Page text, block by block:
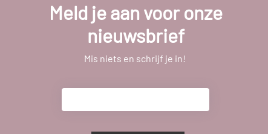
Meld je aan voor onze
nieuwsbrief
Mis niets en schrijf je in!